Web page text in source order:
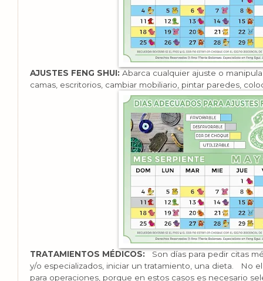
AJUSTES FENG SHUI: Abarca cualquier ajuste o
camas, escritorios, cambiar mobiliario, pintar paredes,
TRATAMIENTOS MÉDICOS: Son días para pedir citas
y/o especializados, iniciar un tratamiento, una dieta. No
para operaciones, porque en estos casos es necesario